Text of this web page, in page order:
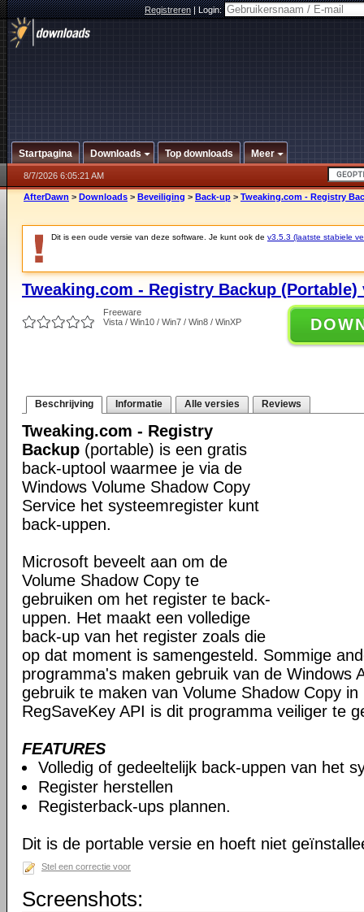
Registreren|Login:
Startpagina Downloads Top downloads Meer
8/7/2026 6:05:21 AM
AfterDawn > Downloads > Beveiliging > Back-up > Tweaking.com - Registry
Dit is een oude versie van deze software. Je kunt ook de v3.5.3 (laatste stabiele
Tweaking.com - Registry Backup (Portable)
Freeware
Vista / Win10 / Win7 / Win8 / WinXP
Beschrijving Informatie Alle versies Reviews
Tweaking.com - Registry
Backup (portable) is een gratis
back-uptool waarmee je via de
Windows Volume Shadow Copy
Service het systeemregister kunt
back-uppen.
Microsoft beveelt aan om de
Volume Shadow Copy te
gebruiken om het register te back-
uppen. Het maakt een volledige
back-up van het register zoals die
op dat moment is samengesteld. Sommige
programma's maken gebruik van de Windows
gebruik te maken van Volume Shadow Copy
RegSaveKey API is dit programma veiliger te
FEATURES
Volledig of gedeeltelijk back-uppen van het
Register herstellen
Registerback-ups plannen.
Dit is de portable versie en hoeft niet
Stel een correctie voor
Screenshots: